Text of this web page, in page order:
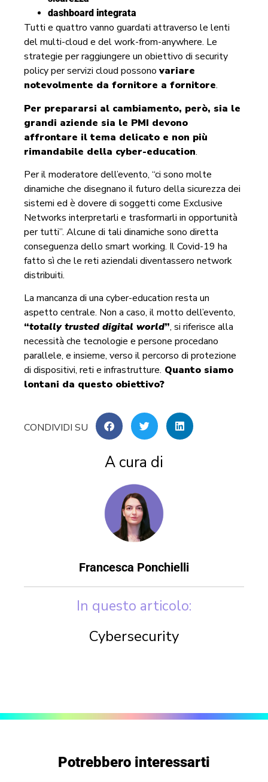
dashboard integrata
Tutti e quattro vanno guardati attraverso le lenti
del multi-cloud e del work-from-anywhere. Le
strategie per raggiungere un obiettivo di security
policy per servizi cloud possonovariare
notevolmente da fornitore a fornitore.
Per prepararsi al cambiamento, però, sia le
grandi aziende sia le PMI devono
affrontare il tema delicato e non più
rimandabile della cyber-education.
Per il moderatore dell’evento, “ci sono molte
dinamiche che disegnano il futuro della sicurezza dei
sistemi ed è dovere di soggetti come Exclusive
Networks interpretarli e trasformarli in opportunità
per tutti”. Alcune di tali dinamiche sono diretta
conseguenza dello smart working. Il Covid-19 ha
fatto sì che le reti aziendali diventassero network
distribuiti.
La mancanza di una cyber-education resta un
aspetto centrale. Non a caso, il motto dell’evento,
“totally trusted digital world”, si riferisce alla
necessità che tecnologie e persone procedano
parallele, e insieme, verso il percorso di protezione
di dispositivi, reti e infrastrutture. Quanto siamo
lontani da questo obiettivo?
A cura di
Francesca Ponchielli
In questo articolo:
Cybersecurity
Potrebbero interessarti